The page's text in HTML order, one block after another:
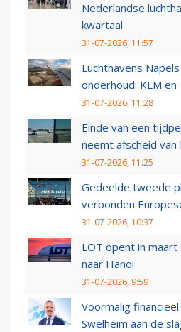
Nederlandse
kwartaal
31-07-2026, 11:57
Luchthavens
onderhoud: KLM
31-07-2026, 11:28
Einde van een
neemt afscheid van
31-07-2026, 11:25
Gedeelde tweede
verbonden
31-07-2026, 10:37
LOT opent in
naar Hanoi
31-07-2026, 9:59
Voormalig
Swelheim aan de